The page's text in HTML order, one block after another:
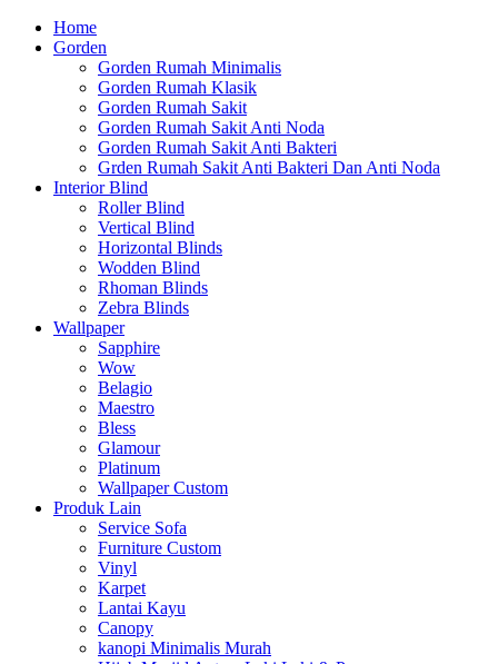
Home
Gorden
Gorden Rumah Minimalis
Gorden Rumah Klasik
Gorden Rumah Sakit
Gorden Rumah Sakit Anti Noda
Gorden Rumah Sakit Anti Bakteri
Grden Rumah Sakit Anti Bakteri Dan Anti Noda
Interior Blind
Roller Blind
Vertical Blind
Horizontal Blinds
Wodden Blind
Rhoman Blinds
Zebra Blinds
Wallpaper
Sapphire
Wow
Belagio
Maestro
Bless
Glamour
Platinum
Wallpaper Custom
Produk Lain
Service Sofa
Furniture Custom
Vinyl
Karpet
Lantai Kayu
Canopy
kanopi Minimalis Murah